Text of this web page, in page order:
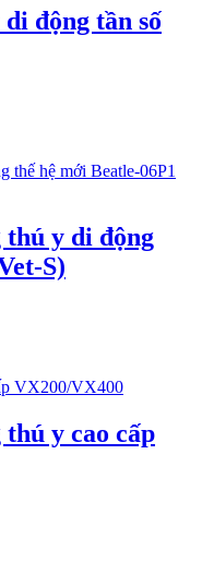
động tần số
y di động
S)
y cao cấp